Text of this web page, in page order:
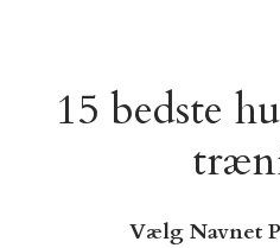
15 bedste
Vælg Navnet